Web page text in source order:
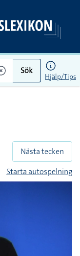
Sök
Hjälp/Tips
Nästa tecken
Starta autospelning